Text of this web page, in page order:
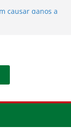
causar danos à
da